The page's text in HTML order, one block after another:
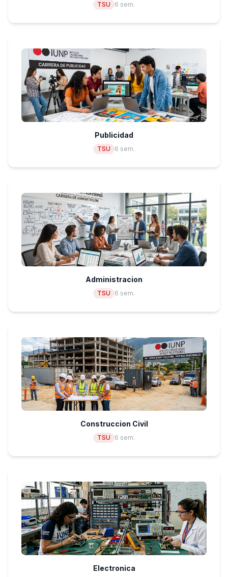
TSU 6 sem.
Publicidad
TSU 6 sem.
Administracion
TSU 6 sem.
Construccion Civil
TSU 6 sem.
Electronica